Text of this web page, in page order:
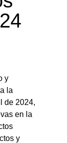
y
la
de 2024,
en la
y